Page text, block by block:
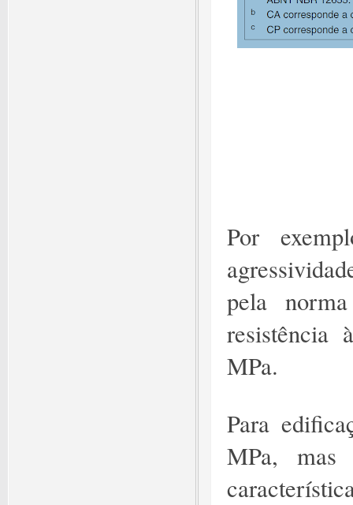
Por
pela
resistência
MPa.
Para
MPa, mas